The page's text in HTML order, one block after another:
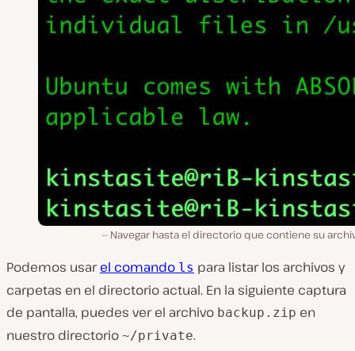
Navegar hasta el directorio que contiene su
Podemos usarel comando ls para listar los archivos y
carpetas en el directorio actual. En la siguiente captura
de pantalla, puedes ver el archivo backup.zip en
nuestro directorio ~/private.